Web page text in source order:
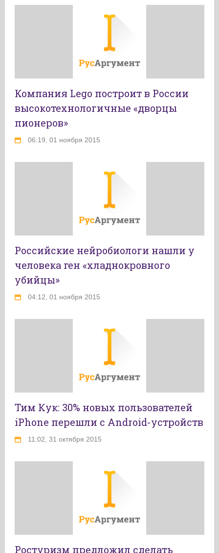
Компания Lego построит в России
высокотехнологичные «дворцы
пионеров»
06:19, 01 ноября 2015
Российские нейробиологи нашли у
человека ген «хладнокровного
убийцы»
04:12, 01 ноября 2015
Тим Кук: 30% новых пользователей
iPhone перешли с Android-устройств
11:02, 31 октября 2015
Ростуризм предложил сделать